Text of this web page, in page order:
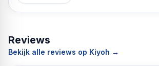
Reviews
Bekijk alle reviews op Kiyoh →